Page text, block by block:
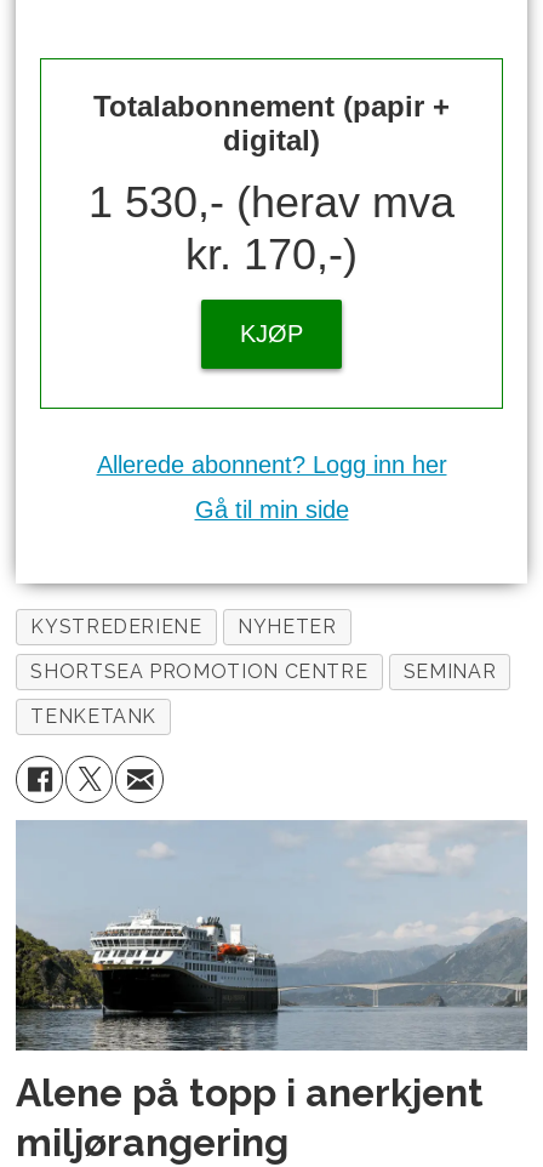
Totalabonnement (papir +
digital)
1 530,- (herav mva
kr. 170,-)
KJØP
Allerede abonnent? Logg inn her
Gå til min side
KYSTREDERIENE
NYHETER
SHORTSEA PROMOTION CENTRE
SEMINAR
TENKETANK
Alene på topp i anerkjent
miljørangering